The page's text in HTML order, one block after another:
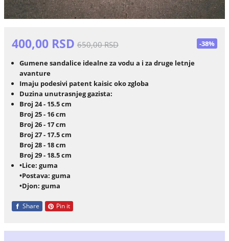
400,00 RSD 650,00 RSD -38%
Gumene sandalice idealne za vodu a i za druge letnje
avanture
Imaju podesivi patent kaisic oko zgloba
Duzina unutrasnjeg gazista:
Broj 24 - 15.5 cm
Broj 25 - 16 cm
Broj 26 - 17 cm
Broj 27 - 17.5 cm
Broj 28 - 18 cm
Broj 29 - 18.5 cm
•Lice: guma
•Postava: guma
•Djon: guma
Share Pin it